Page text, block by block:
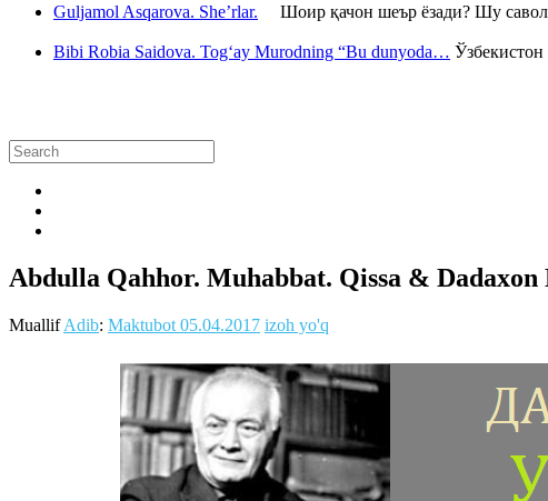
Guljamol Asqarova. She’rlar. Шоир қачон шеър ёзади? Шу
Bibi Robia Saidova. Tog‘ay Murodning “Bu dunyoda…
Abdulla Qahhor. Muhabbat. Qissa & Dadaxon
MuallifAdib: Maktubot 05.04.2017 izoh yo'q